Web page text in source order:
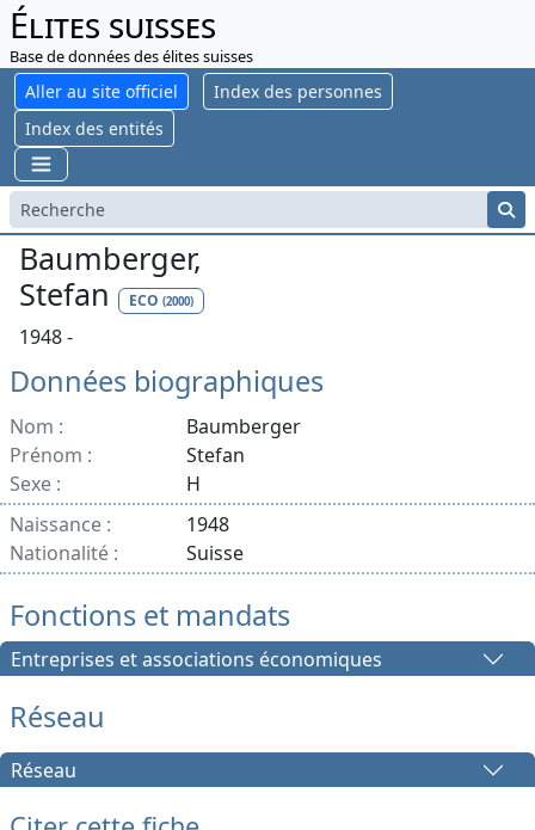
Élites suisses
Base de données des élites suisses
Aller au site officiel
Index des personnes
Index des entités
Baumberger,
Stefan
ECO (2000)
1948 -
Données biographiques
Nom :
Baumberger
Prénom :
Stefan
Sexe :
H
Naissance :
1948
Nationalité :
Suisse
Fonctions et mandats
Entreprises et associations économiques
Réseau
Réseau